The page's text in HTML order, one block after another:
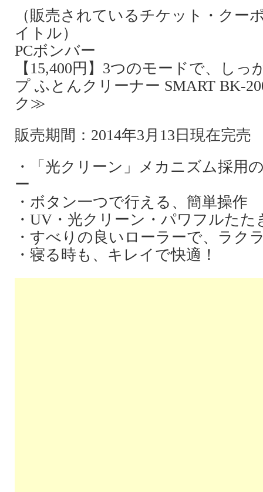
（販売されているチケット・クー
イトル）
PCボンバー
【15,400円】3つのモードで、し
プ ふとんクリーナー SMART
ク≫
販売期間：2014年3月13日現在完売
・「光クリーン」メカニズム採用
ー
・ボタン一つで行える、簡単操作
・UV・光クリーン・パワフルたた
・すべりの良いローラーで、ラク
・寝る時も、キレイで快適！